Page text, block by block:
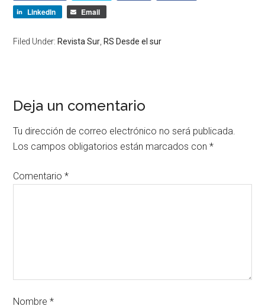
LinkedIn
Email
Filed Under: Revista Sur, RS Desde el sur
Deja un comentario
Tu dirección de correo electrónico no será publicada.
Los campos obligatorios están marcados con*
Comentario*
Nombre*